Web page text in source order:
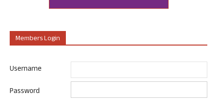
Members Login
Username
Password